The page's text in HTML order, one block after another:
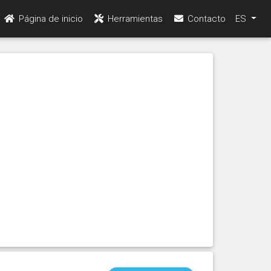
Página de inicio Herramientas Contacto ES